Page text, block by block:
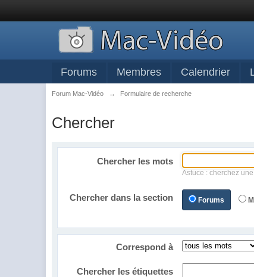
Forums Membres Calendrier
Forum Mac-Vidéo → Formulaire de recherche
Chercher
Chercher les mots
Astuce : cherchez
Chercher dans la section Forums
Correspond à
Chercher les étiquettes